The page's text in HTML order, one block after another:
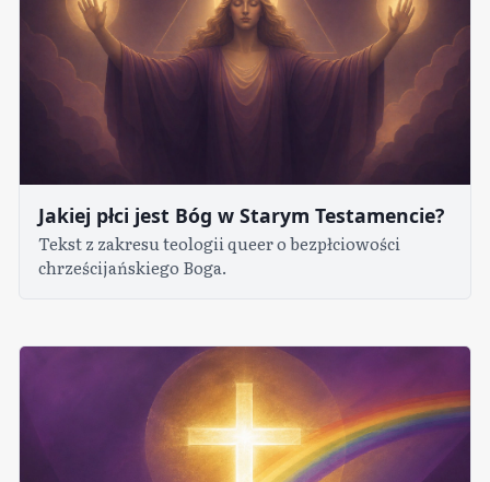
Jakiej płci jest Bóg w Starym Testamencie?
Tekst z zakresu teologii queer o bezpłciowości
chrześcijańskiego Boga.